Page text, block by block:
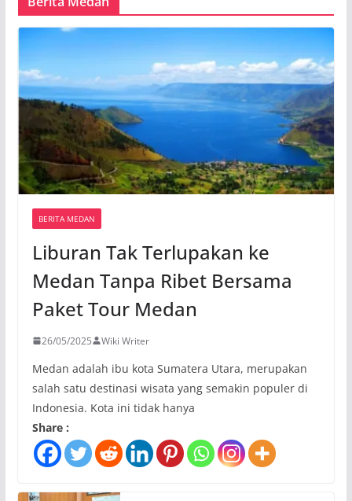
BERITA MEDAN
Liburan Tak Terlupakan ke
Medan Tanpa Ribet Bersama
Paket Tour Medan
26/05/2025 Wiki Writer
Medan adalah ibu kota Sumatera Utara, merupakan
salah satu destinasi wisata yang semakin populer di
Indonesia. Kota ini tidak hanya
Share :